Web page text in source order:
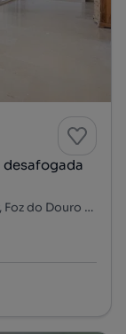
desafogada
Rua Duarte Barbosa, Pinhais da Foz, Aldoar, Foz do Douro e Nevogilde, Porto, Porto